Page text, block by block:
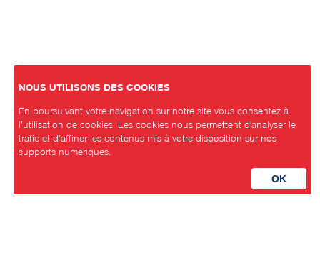
NOUS UTILISONS DES COOKIES
En poursuivant votre navigation sur notre site vous consentez à
l’utilisation de cookies. Les cookies nous permettent d'analyser le
trafic et d’affiner les contenus mis à votre disposition sur nos
supports numériques.